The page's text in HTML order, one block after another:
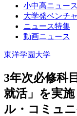
小中高ニュース
大学発ベンチ
ニュース特集
動画ニュース
東洋学園大学
3年次必修科
就活」を実
ル・コミュ